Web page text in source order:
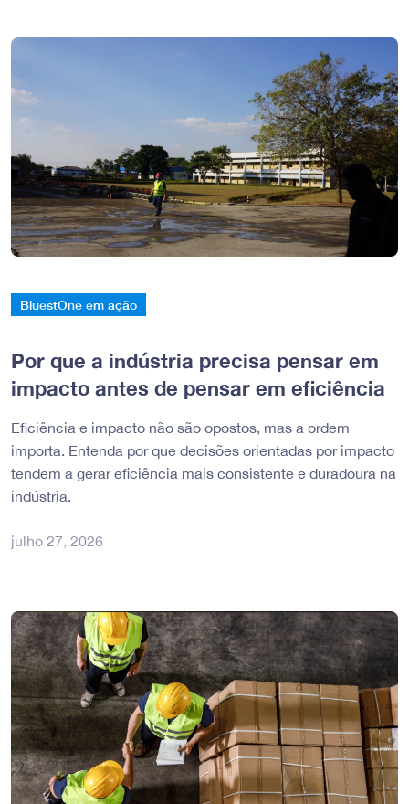
BluestOne em ação
Por que a indústria precisa pensar em
impacto antes de pensar em eficiência
Eficiência e impacto não são opostos, mas a ordem
importa. Entenda por que decisões orientadas por impacto
tendem a gerar eficiência mais consistente e duradoura na
indústria.
julho 27, 2026